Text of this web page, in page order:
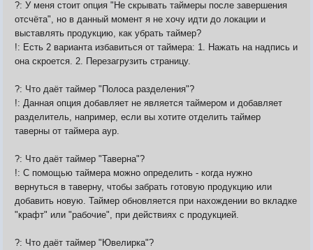
?: У меня стоит опция "Не скрывать таймеры после завершения
отсчёта", но в данный момент я не хочу идти до локации и
выставлять продукцию, как убрать таймер?
!: Есть 2 варианта избавиться от таймера: 1. Нажать на надпись и
она скроется. 2. Перезагрузить страницу.
?: Что даёт таймер "Полоса разделения"?
!: Данная опция добавляет не является таймером и добавляет
разделитель, например, если вы хотите отделить таймер
таверны от таймера аур.
?: Что даёт таймер "Таверна"?
!: С помощью таймера можно определить - когда нужно
вернуться в таверну, чтобы забрать готовую продукцию или
добавить новую. Таймер обновляется при нахождении во вкладке
"крафт" или "рабочие", при действиях с продукцией.
?: Что даёт таймер "Ювелирка"?